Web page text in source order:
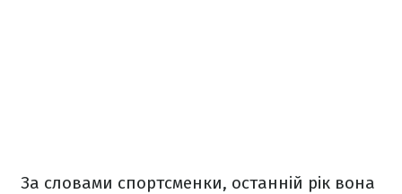
За словами спортсменки, останній рік вона